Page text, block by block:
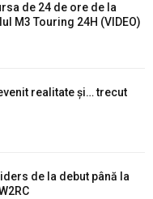
de 24 de ore de la
M3 Touring 24H (VIDEO)
realitate și… trecut
de la debut până la